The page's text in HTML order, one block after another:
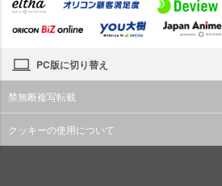
PC版に切り替え
禁無断複写転載
クッキーの使用について